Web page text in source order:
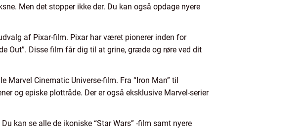
Men det stopper ikke der. Du kan også opdage nyere
af Pixar-film. Pixar har været pionerer inden for
Out”. Disse film får dig til at grine, græde og røre ved dit
Cinematic Universe-film. Fra “Iron Man” til
og episke plottråde. Der er også eksklusive Marvel-serier
kan se alle de ikoniske “Star Wars” -film samt nyere